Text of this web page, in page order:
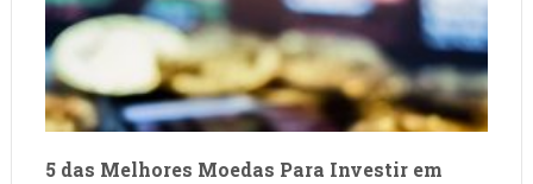
5 das Melhores Moedas Para Investir em